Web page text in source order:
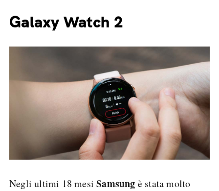
Galaxy Watch 2
Negli ultimi 18 mesiSamsung è stata molto